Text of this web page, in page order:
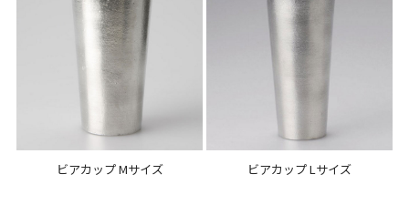
ビアカップ Mサイズ ビアカップ Lサイズ